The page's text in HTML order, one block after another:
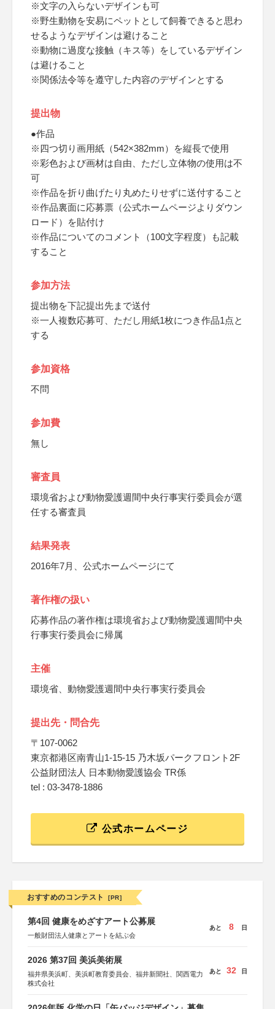
※文字の入らないデザインも可
※野生動物を安易にペットとして飼養できると思わ
せるようなデザインは避けること
※動物に過度な接触（キス等）をしているデザイン
は避けること
※関係法令等を遵守した内容のデザインとする
提出物
●作品
※四つ切り画用紙（542×382mm）を縦長で使用
※彩色および画材は自由、ただし立体物の使用は不
可
※作品を折り曲げたり丸めたりせずに送付すること
※作品裏面に応募票（公式ホームページよりダウン
ロード）を貼付け
※作品についてのコメント（100文字程度）も記載
すること
参加方法
提出物を下記提出先まで送付
※一人複数応募可、ただし用紙1枚につき作品1点と
する
参加資格
不問
参加費
無し
審査員
環境省および動物愛護週間中央行事実行委員会が選
任する審査員
結果発表
2016年7月、公式ホームページにて
著作権の扱い
応募作品の著作権は環境省および動物愛護週間中央
行事実行委員会に帰属
主催
環境省、動物愛護週間中央行事実行委員会
提出先・問合先
〒107-0062
東京都港区南青山1-15-15 乃木坂パークフロント2F
公益財団法人 日本動物愛護協会 TR係
tel : 03-3478-1886
公式ホームページ
おすすめのコンテスト [PR]
第4回 健康をめざすアート公募展
一般財団法人健康とアートを結ぶ会
あと 8 日
2026 第37回 美浜美術展
福井県美浜町、美浜町教育委員会、福井新聞社、関西電力
株式会社
あと 32 日